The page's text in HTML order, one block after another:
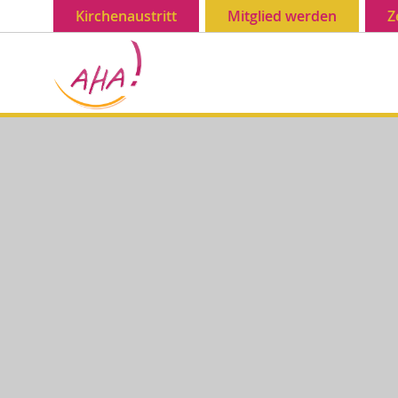
Kirchenaustritt Mitglied werden